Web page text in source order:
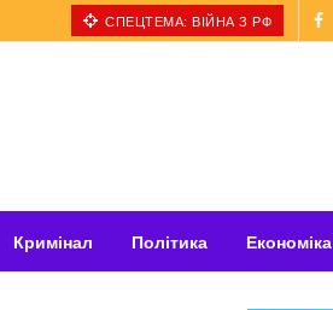
СПЕЦТЕМА: ВІЙНА З РФ
Кримінал Політика Економіка